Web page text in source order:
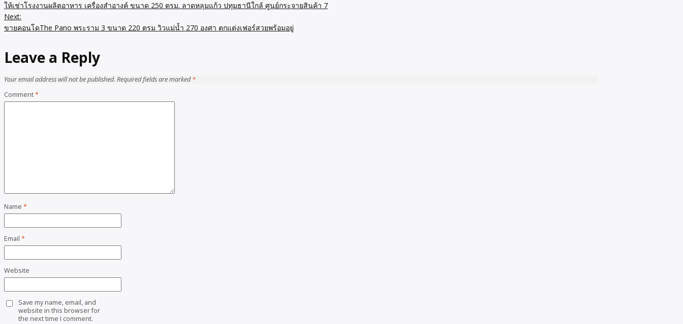
navigation
ให้เช่าโรงงานผลิตอาหาร เครื่องสำอางค์ ขนาด 250 ตรม. ลาดหลุมแก้ว ปทุมธานีใกล้ ศูนย์กระจายสินค้า 7
Next:
ขายคอนโดThe Pano พระราม 3 ขนาด 220 ตรม วิวแม่น้ำ 270 องศา ตกแต่งเฟอร์สวยพร้อมอยู่
Leave a Reply
Your email address will not be published. Required fields are marked*
Comment*
Name *
Email *
Website
Save my name, email, and
website in this browser for
the next time I comment.